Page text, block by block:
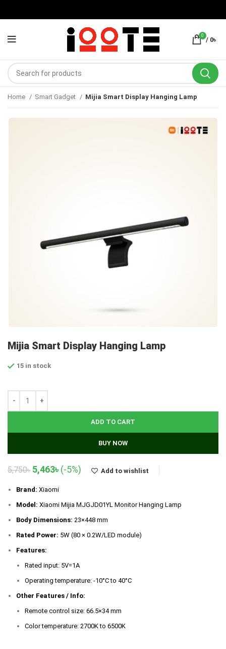
0
/ 0৳
Home Smart Gadget Mijia Smart Display Hanging Lamp
Mijia Smart Display Hanging Lamp
15 in stock
ADD TO CART
BUY NOW
5,750৳ Original
was:
5,750৳.
5,463৳Current
is:
5,463৳.
(-5%) Add to wishlist
Brand: Xiaomi
Model: Xiaomi Mijia MJGJD01YL Monitor Hanging Lamp
Body Dimensions: 23×448 mm
Rated Power: 5W (80 × 0.2W/LED module)
Features:
Rated input: 5V=1A
Operating temperature: -10°C to 40°C
Other Features / Info:
Remote control size: 66.5×34 mm
Color temperature: 2700K to 6500K